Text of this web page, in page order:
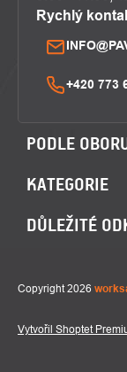
Rychlý
+420 773
PODLE
KATEGORIE
DŮLEŽITÉ
Vytvořil Shoptet
Copyright 2026